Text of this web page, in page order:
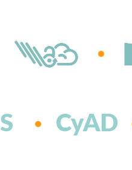
CyAD